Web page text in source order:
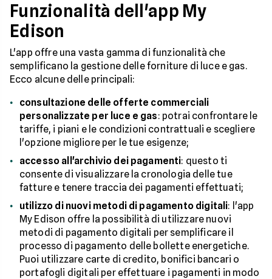
Funzionalità dell'app My
Edison
L'app offre una vasta gamma di funzionalità che
semplificano la gestione delle forniture di luce e gas.
Ecco alcune delle principali:
consultazione delle offerte commerciali
personalizzate per luce e gas: potrai confrontare le
tariffe, i piani e le condizioni contrattuali e scegliere
l'opzione migliore per le tue esigenze;
accesso all'archivio dei pagamenti: questo ti
consente di visualizzare la cronologia delle tue
fatture e tenere traccia dei pagamenti effettuati;
utilizzo di nuovi metodi di pagamento digitali: l'app
My Edison offre la possibilità di utilizzare nuovi
metodi di pagamento digitali per semplificare il
processo di pagamento delle bollette energetiche.
Puoi utilizzare carte di credito, bonifici bancari o
portafogli digitali per effettuare i pagamenti in modo